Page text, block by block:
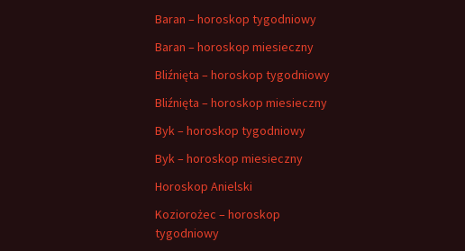
Baran – horoskop tygodniowy
Baran – horoskop miesieczny
Bliźnięta – horoskop tygodniowy
Bliźnięta – horoskop miesieczny
Byk – horoskop tygodniowy
Byk – horoskop miesieczny
Horoskop Anielski
Koziorożec – horoskop
tygodniowy